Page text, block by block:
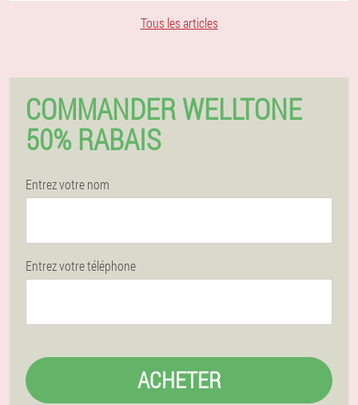
Tous les articles
COMMANDER WELLTONE
50% RABAIS
Entrez votre nom
Entrez votre téléphone
ACHETER